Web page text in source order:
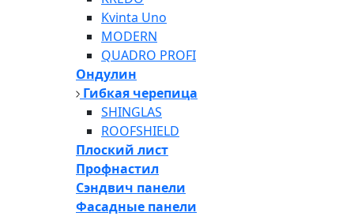
Kvinta Uno
MODERN
QUADRO PROFI
Ондулин
Гибкая черепица
SHINGLAS
ROOFSHIELD
Плоский лист
Профнастил
Сэндвич панели
Фасадные панели